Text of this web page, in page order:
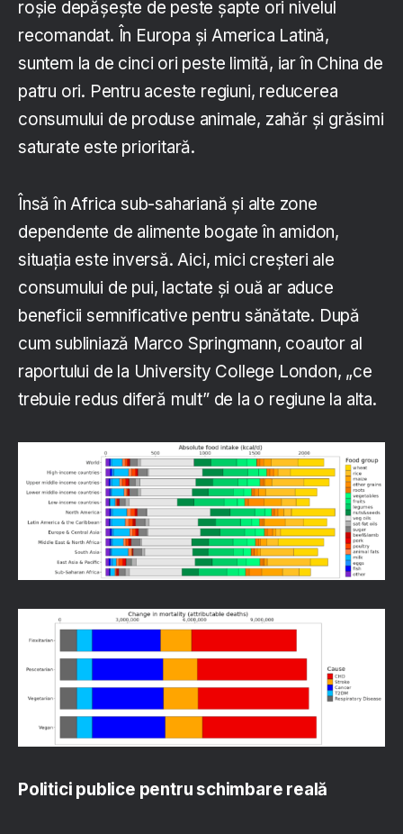
roșie depășește de peste șapte ori nivelul
recomandat. În Europa și America Latină,
suntem la de cinci ori peste limită, iar în China de
patru ori. Pentru aceste regiuni, reducerea
consumului de produse animale, zahăr și grăsimi
saturate este prioritară.
Însă în Africa sub-sahariană și alte zone
dependente de alimente bogate în amidon,
situația este inversă. Aici, mici creșteri ale
consumului de pui, lactate și ouă ar aduce
beneficii semnificative pentru sănătate. După
cum subliniază Marco Springmann, coautor al
raportului de la University College London, „ce
trebuie redus diferă mult” de la o regiune la alta.
Politici publice pentru schimbare reală